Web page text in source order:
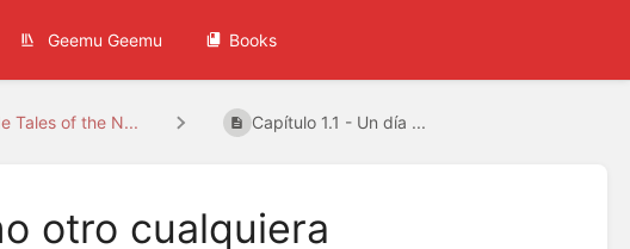
Geemu Geemu Books
Tales of the N... Capítulo 1.1 - Un día ...
otro cualquiera